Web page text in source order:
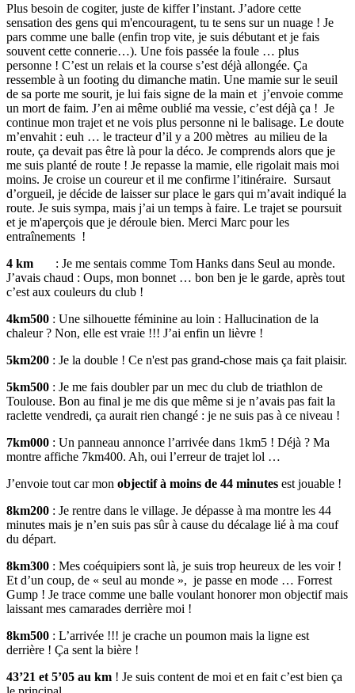
Plus besoin de cogiter, juste de kiffer l’instant. J’adore cette
sensation des gens qui m'encouragent, tu te sens sur un nuage ! Je
pars comme une balle (enfin trop vite, je suis débutant et je fais
souvent cette connerie…). Une fois passée la foule … plus
personne ! C’est un relais et la course s’est déjà allongée. Ça
ressemble à un footing du dimanche matin. Une mamie sur le seuil
de sa porte me sourit, je lui fais signe de la main et j’envoie comme
un mort de faim. J’en ai même oublié ma vessie, c’est déjà ça ! Je
continue mon trajet et ne vois plus personne ni le balisage. Le doute
m’envahit : euh … le tracteur d’il y a 200 mètres au milieu de la
route, ça devait pas être là pour la déco. Je comprends alors que je
me suis planté de route ! Je repasse la mamie, elle rigolait mais moi
moins. Je croise un coureur et il me confirme l’itinéraire. Sursaut
d’orgueil, je décide de laisser sur place le gars qui m’avait indiqué la
route. Je suis sympa, mais j’ai un temps à faire. Le trajet se poursuit
et je m'aperçois que je déroule bien. Merci Marc pour les
entraînements !
4 km
: Je me sentais comme Tom Hanks dans Seul au monde.
J’avais chaud : Oups, mon bonnet … bon ben je le garde, après tout
c’est aux couleurs du club !
4km500 : Une silhouette féminine au loin : Hallucination de la
chaleur ? Non, elle est vraie !!! J’ai enfin un lièvre !
5km200 : Je la double ! Ce n'est pas grand-chose mais ça fait plaisir.
5km500 : Je me fais doubler par un mec du club de triathlon de
Toulouse. Bon au final je me dis que même si je n’avais pas fait la
raclette vendredi, ça aurait rien changé : je ne suis pas à ce niveau !
7km000 : Un panneau annonce l’arrivée dans 1km5 ! Déjà ? Ma
montre affiche 7km400. Ah, oui l’erreur de trajet lol …
J’envoie tout car mon objectif à moins de 44 minutes est jouable !
8km200 : Je rentre dans le village. Je dépasse à ma montre les 44
minutes mais je n’en suis pas sûr à cause du décalage lié à ma couf
du départ.
8km300 : Mes coéquipiers sont là, je suis trop heureux de les voir !
Et d’un coup, de « seul au monde », je passe en mode … Forrest
Gump ! Je trace comme une balle voulant honorer mon objectif mais
laissant mes camarades derrière moi !
8km500 : L’arrivée !!! je crache un poumon mais la ligne est
derrière ! Ça sent la bière !
43’21 et 5’05 au km ! Je suis content de moi et en fait c’est bien ça